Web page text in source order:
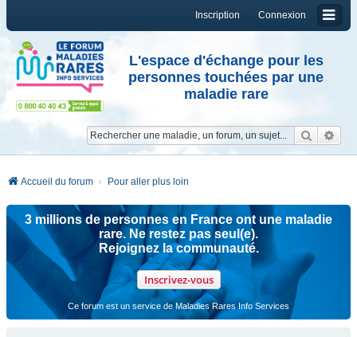
Connexion
Inscription
L'espace d'échange pour les
personnes touchées par une
maladie rare
Accueil du forum Pour aller plus loin
3 millions de personnes en France ont une maladie
rare. Ne restez pas seul(e).
Rejoignez la communauté.
Inscrivez-vous
Ce forum est un service de Maladies Rares Info Services